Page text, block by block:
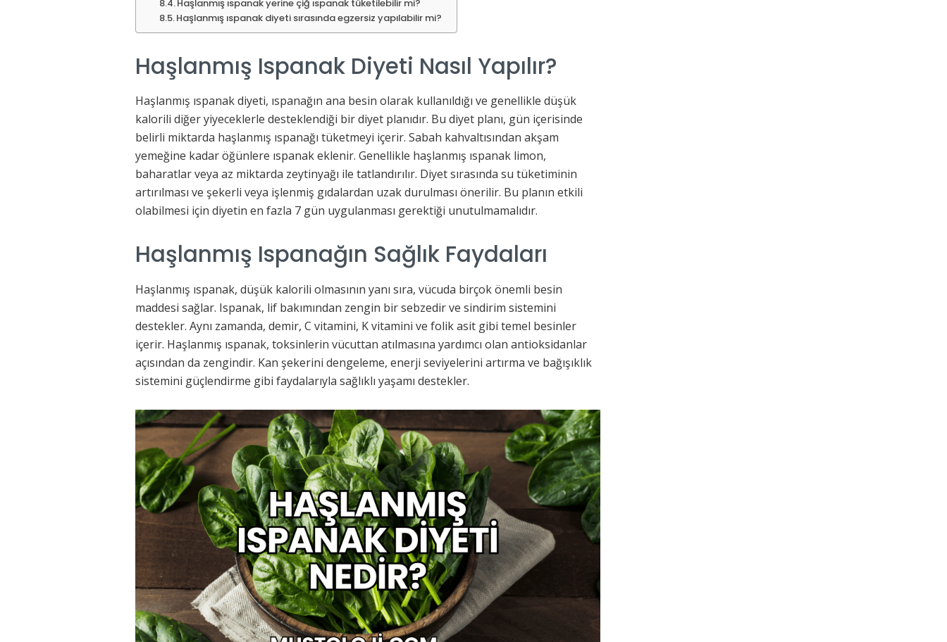
Haşlanmış ıspanak yerine çiğ ıspanak tüketilebilir mi?
Haşlanmış ıspanak diyeti sırasında egzersiz yapılabilir mi?
Haşlanmış Ispanak Diyeti Nasıl Yapılır?
Haşlanmış ıspanak diyeti, ıspanağın ana besin olarak kullanıldığı ve genellikle düşük
kalorili diğer yiyeceklerle desteklendiği bir diyet planıdır. Bu diyet planı, gün içerisinde
belirli miktarda haşlanmış ıspanağı tüketmeyi içerir. Sabah kahvaltısından akşam
yemeğine kadar öğünlere ıspanak eklenir. Genellikle haşlanmış ıspanak limon,
baharatlar veya az miktarda zeytinyağı ile tatlandırılır. Diyet sırasında su tüketiminin
artırılması ve şekerli veya işlenmiş gıdalardan uzak durulması önerilir. Bu planın etkili
olabilmesi için diyetin en fazla 7 gün uygulanması gerektiği unutulmamalıdır.
Haşlanmış Ispanağın Sağlık Faydaları
Haşlanmış ıspanak, düşük kalorili olmasının yanı sıra, vücuda birçok önemli besin
maddesi sağlar. Ispanak, lif bakımından zengin bir sebzedir ve sindirim sistemini
destekler. Aynı zamanda, demir, C vitamini, K vitamini ve folik asit gibi temel besinler
içerir. Haşlanmış ıspanak, toksinlerin vücuttan atılmasına yardımcı olan antioksidanlar
açısından da zengindir. Kan şekerini dengeleme, enerji seviyelerini artırma ve bağışıklık
sistemini güçlendirme gibi faydalarıyla sağlıklı yaşamı destekler.